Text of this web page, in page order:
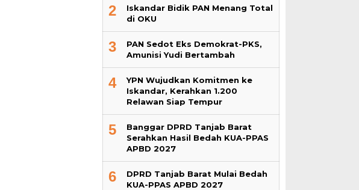
2
Iskandar Bidik PAN Menang Total
di OKU
3
PAN Sedot Eks Demokrat-PKS,
Amunisi Yudi Bertambah
4
YPN Wujudkan Komitmen ke
Iskandar, Kerahkan 1.200
Relawan Siap Tempur
5
Banggar DPRD Tanjab Barat
Serahkan Hasil Bedah KUA-PPAS
APBD 2027
6
DPRD Tanjab Barat Mulai Bedah
KUA-PPAS APBD 2027